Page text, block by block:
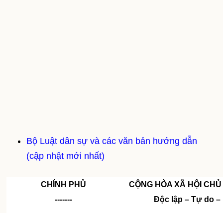
Bộ Luật dân sự và các văn bản hướng dẫn
(cập nhật mới nhất)
CHÍNH PHỦ
-------
CỘNG HÒA XÃ HỘI
Độc lập – Tự do –